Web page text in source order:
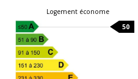
Logement économe
50